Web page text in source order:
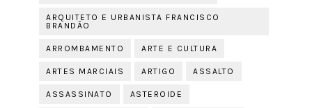
ARQUITETO E URBANISTA FRANCISCO
BRANDÃO
ARROMBAMENTO ARTE E CULTURA
ARTES MARCIAIS ARTIGO ASSALTO
ASSASSINATO ASTEROIDE